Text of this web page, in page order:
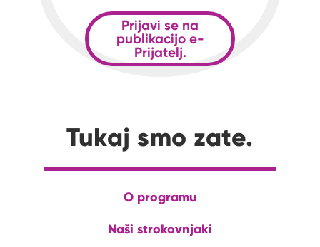
Prijavi se na
publikacijo e-
Prijatelj.
Tukaj smo zate.
O programu
Naši strokovnjaki